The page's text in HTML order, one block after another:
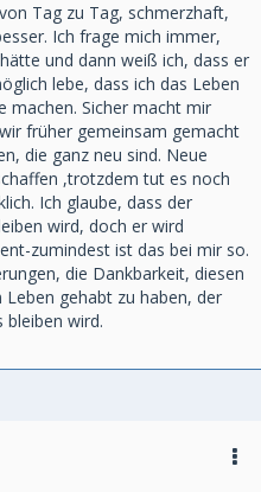
Tag zu Tag, schmerzhaft,
Ich frage mich immer,
und dann weiß ich, dass er
lebe, dass ich das Leben
machen. Sicher macht mir
früher gemeinsam gemacht
die ganz neu sind. Neue
,trotzdem tut es noch
Ich glaube, dass der
wird, doch er wird
zumindest ist das bei mir so.
die Dankbarkeit, diesen
gehabt zu haben, der
bleiben wird.